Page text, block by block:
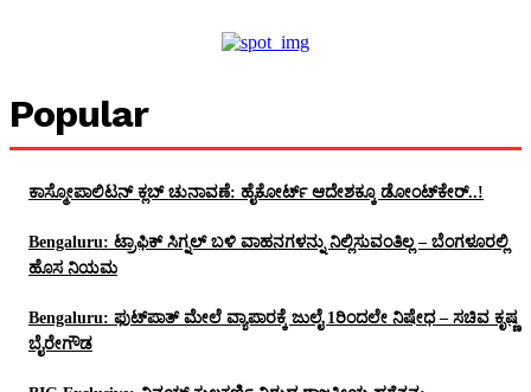
Popular
ಕಾಸ್ಮೋಪಾಲಿಟನ್‌ ಕ್ಲಬ್‌ ಚುನಾವಣೆ: ಹೈಕೋರ್ಟ್‌ ಆದೇಶಕ್ಕೂ ಡೋಂಟ್‌ಕೇರ್‌..!
Bengaluru: ಟ್ರಾಫಿಕ್‌ ಸಿಗ್ನಲ್‌ ಬಳಿ ವಾಹನಗಳನ್ನು ನಿಲ್ಲಿಸುವಂತಿಲ್ಲ – ಬೆಂಗಳೂರಲ್ಲಿ
ಹೊಸ ನಿಯಮ
Bengaluru: ಫುಟ್‌ಪಾತ್‌ ಮೇಲೆ ವ್ಯಾಪಾರಕ್ಕೆ ಜುಲೈ 1ರಿಂದಲೇ ನಿಷೇಧ – ಸಚಿವ ಕೃಷ್ಣ
ಬೈರೇಗೌಡ